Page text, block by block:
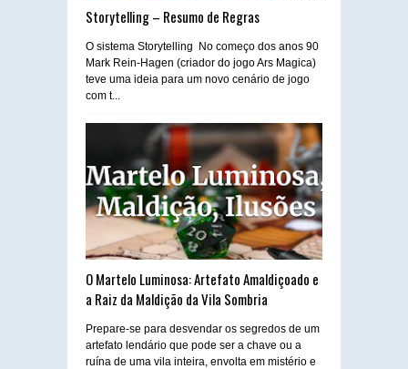
Storytelling – Resumo de Regras
O sistema Storytelling No começo dos anos 90
Mark Rein-Hagen (criador do jogo Ars Magica)
teve uma ideia para um novo cenário de jogo
com t...
O Martelo Luminosa: Artefato Amaldiçoado e
a Raiz da Maldição da Vila Sombria
Prepare-se para desvendar os segredos de um
artefato lendário que pode ser a chave ou a
ruína de uma vila inteira, envolta em mistério e